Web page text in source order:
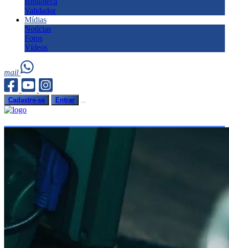
Validador
Mídias
Notícias
Fotos
Vídeos
mail
Cadastre-se Entrar